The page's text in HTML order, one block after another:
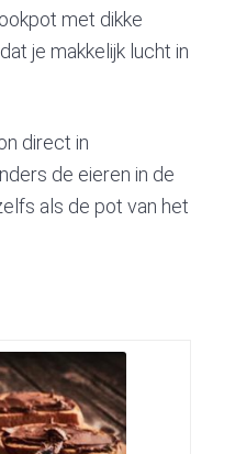
met dikke
je makkelijk lucht in
direct in
de eieren in de
als de pot van het